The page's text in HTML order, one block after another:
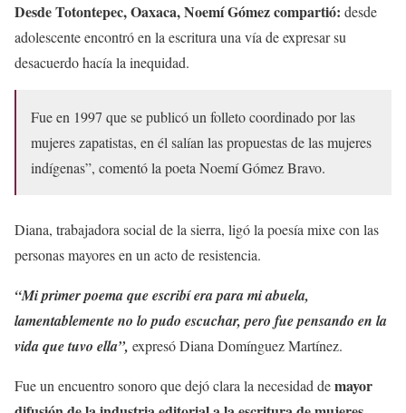
Desde Totontepec, Oaxaca, Noemí Gómez compartió: desde
adolescente encontró en la escritura una vía de expresar su
desacuerdo hacía la inequidad.
Fue en 1997 que se publicó un folleto coordinado por las
mujeres zapatistas, en él salían las propuestas de las mujeres
indígenas”, comentó la poeta Noemí Gómez Bravo.
Diana, trabajadora social de la sierra, ligó la poesía mixe con las
personas mayores en un acto de resistencia.
“Mi primer poema que escribí era para mi abuela,
lamentablemente no lo pudo escuchar, pero fue pensando en la
vida que tuvo ella”, expresó Diana Domínguez Martínez.
Fue un encuentro sonoro que dejó clara la necesidad demayor